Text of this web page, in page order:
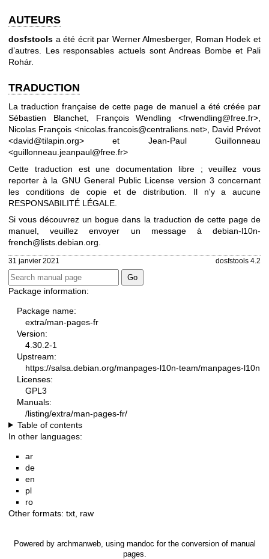
AUTEURS
dosfstools a été écrit par Werner Almesberger, Roman Hodek et
d’autres. Les responsables actuels sontAndreas Bombeet Pali
Rohár.
TRADUCTION
La traduction française de cette page de manuel a été créée par
Sébastien Blanchet, François Wendling <frwendling@free.fr>,
Nicolas François <nicolas.francois@centraliens.net>, David Prévot
<david@tilapin.org> et Jean-Paul Guillonneau
<guillonneau.jeanpaul@free.fr>
Cette traduction est une documentation libre ; veuillez vous
reporter à la GNU General Public License version 3 concernant
les conditions de copie et de distribution. Il n'y a aucune
RESPONSABILITÉ LÉGALE.
Si vous découvrez un bogue dans la traduction de cette page de
manuel, veuillez envoyer un message à debian-l10n-
french@lists.debian.org.
31 janvier 2021 dosfstools 4.2
Package information:
Package name:
extra/man-pages-fr
Version:
4.30.2-1
Upstream:
https://salsa.debian.org/manpages-l10n-team/manpages-l10n
Licenses:
GPL3
Manuals:
/listing/extra/man-pages-fr/
Table of contents
In other languages:
ar
de
en
pl
ro
Other formats: txt raw
Powered by archmanweb, using mandoc for the conversion of manual
pages.